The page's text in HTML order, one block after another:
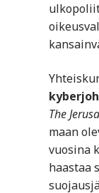
The
maan
vuosina
haastaa